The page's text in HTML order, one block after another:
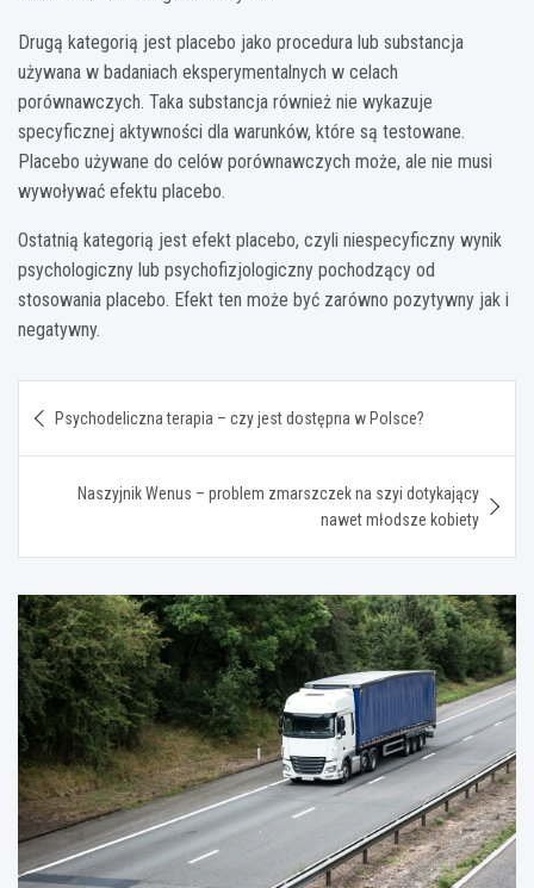
Drugą kategorią jest placebo jako procedura lub substancja
używana w badaniach eksperymentalnych w celach
porównawczych. Taka substancja również nie wykazuje
specyficznej aktywności dla warunków, które są testowane.
Placebo używane do celów porównawczych może, ale nie musi
wywoływać efektu placebo.
Ostatnią kategorią jest efekt placebo, czyli niespecyficzny wynik
psychologiczny lub psychofizjologiczny pochodzący od
stosowania placebo. Efekt ten może być zarówno pozytywny jak i
negatywny.
wpisu
Psychodeliczna terapia – czy jest dostępna w Polsce?
Naszyjnik Wenus – problem zmarszczek na szyi dotykający
nawet młodsze kobiety